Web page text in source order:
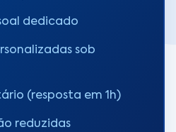
dedicado
sob
(resposta em 1h)
reduzidas